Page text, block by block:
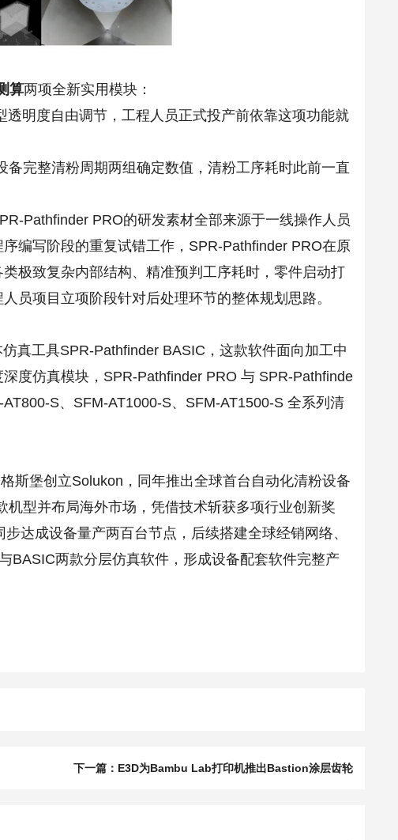
算两项全新实用模块：
明度自由调节，工程人员正式投产前依靠这项功能就
完整清粉周期两组确定数值，清粉工序耗时此前一直
Pathfinder PRO的研发素材全部来源于一线操作人员
编写阶段的重复试错工作，SPR-Pathfinder PRO在原
极致复杂内部结构、精准预判工序耗时，零件启动打
员项目立项阶段针对后处理环节的整体规划思路。
工具SPR-Pathfinder BASIC，这款软件面向加工中
度仿真模块，SPR-Pathfinder PRO 与 SPR-Pathfinde
S、SFM-AT1000-S、SFM-AT1500-S 全系列清
堡创立Solukon，同年推出全球首台自动化清粉设备
型并布局海外市场，凭借技术斩获多项行业创新奖
达成设备量产两百台节点，后续搭建全球经销网络、
BASIC两款分层仿真软件，形成设备配套软件完整产
下一篇：E3D为Bambu Lab打印机推出Bastion涂层齿轮